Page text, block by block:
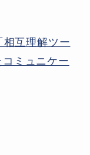
互理解ツー
ミュニケー